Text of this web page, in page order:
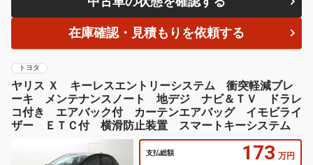
在庫確認・見積もりを依頼する
トヨタ
ヤリス Ｘ キーレスエントリーシステム 衝突軽減ブレ
ーキ メンテナンスノート 地デジ ナビ＆ＴＶ ドラレ
コ付き エアバック付 カーテンエアバッグ イモビライ
ザー ＥＴＣ付 横滑防止装置 スマートキーシステム
支払総額 173 万円